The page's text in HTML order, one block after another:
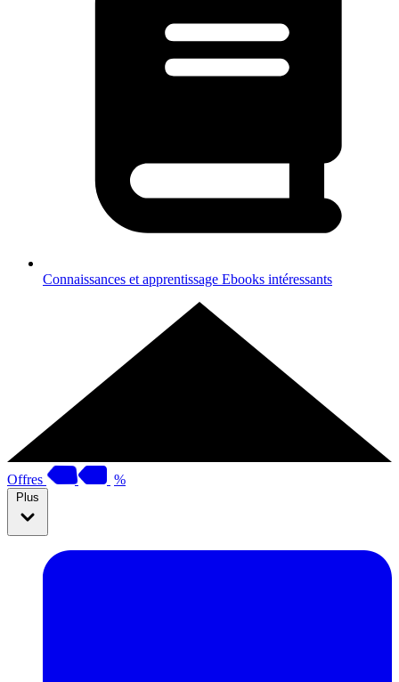
Connaissances et apprentissage Ebooks intéressants
Offres %
Plus